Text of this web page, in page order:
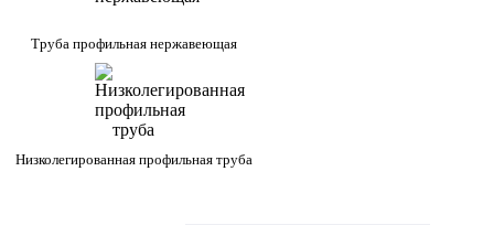
Труба профильная нержавеющая
Низколегированная профильная труба